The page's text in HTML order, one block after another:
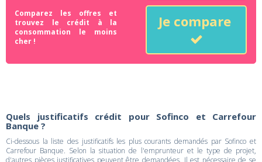
Comparez les offres et
trouvez le crédit à la
consommation le moins
cher !
Je compare
Quels justificatifs crédit pour Sofinco et Carrefour
Banque ?
Ci-dessous la liste des justificatifs les plus courants demandés par Sofinco et
Carrefour Banque. Selon la situation de l'emprunteur et le type de projet,
d'autres pièces justificatives peuvent être demandées. Il est nécessaire de se